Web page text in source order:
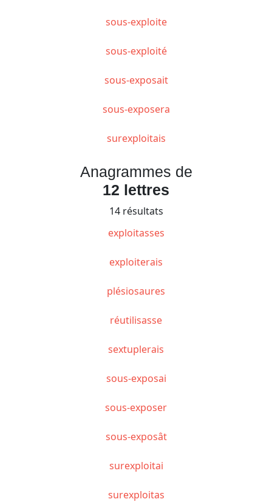
sous-exploite
sous-exploité
sous-exposait
sous-exposera
surexploitais
Anagrammes de
12 lettres
14 résultats
exploitasses
exploiterais
plésiosaures
réutilisasse
sextuplerais
sous-exposai
sous-exposer
sous-exposât
surexploitai
surexploitas